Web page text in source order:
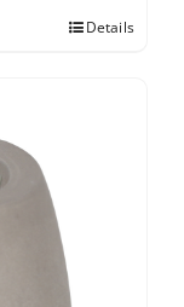
Details